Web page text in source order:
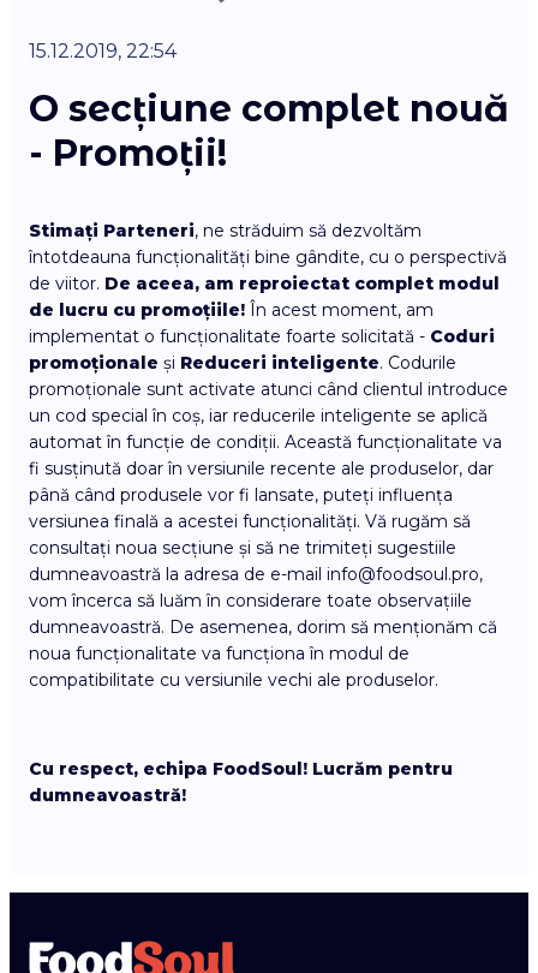
15.12.2019, 22:54
O secțiune complet nouă
- Promoții!
Stimați Parteneri, ne străduim să dezvoltăm
întotdeauna funcționalități bine gândite, cu o perspectivă
de viitor. De aceea, am reproiectat complet modul
de lucru cu promoțiile! În acest moment, am
implementat o funcționalitate foarte solicitată - Coduri
promoționale și Reduceri inteligente. Codurile
promoționale sunt activate atunci când clientul introduce
un cod special în coș, iar reducerile inteligente se aplică
automat în funcție de condiții. Această funcționalitate va
fi susținută doar în versiunile recente ale produselor, dar
până când produsele vor fi lansate, puteți influența
versiunea finală a acestei funcționalități. Vă rugăm să
consultați noua secțiune și să ne trimiteți sugestiile
dumneavoastră la adresa de e-mail info@foodsoul.pro,
vom încerca să luăm în considerare toate observațiile
dumneavoastră. De asemenea, dorim să menționăm că
noua funcționalitate va funcționa în modul de
compatibilitate cu versiunile vechi ale produselor.
Cu respect, echipa FoodSoul! Lucrăm pentru
dumneavoastră!